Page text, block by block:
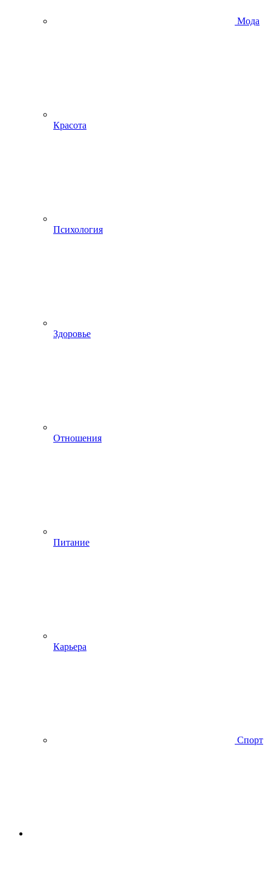
Мода
Красота
Психология
Здоровье
Отношения
Питание
Карьера
Спорт